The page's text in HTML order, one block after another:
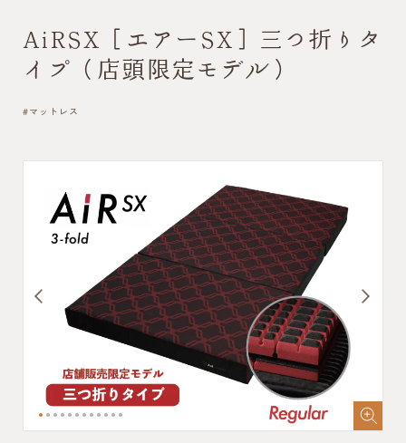
AiRSX［エアーSX］三つ折りタ
イプ（店頭限定モデル）
#マットレス